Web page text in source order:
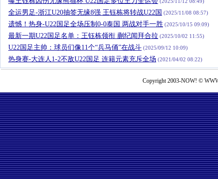
全运男足-浙江U20抽签无缘8强 王钰栋将转战U22国 (2025/11/08 08:57)
遗憾！热身-U22国足全场压制0-0泰国 两战对手一胜 (2025/10/15 09:09)
最新一期U22国足名单：王钰栋领衔 蒯纪闻拜合拉 (2025/10/02 11:55)
U22国足主帅：球员们像11个“兵马俑”在战斗 (2025/09/12 10:09)
热身赛-大连人1-2不敌U22国足 连籍元素充斥全场 (2021/04/02 08:22)
Copyright 2003-NOW! ©